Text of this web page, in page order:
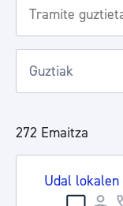
272 Emaitza
Udal